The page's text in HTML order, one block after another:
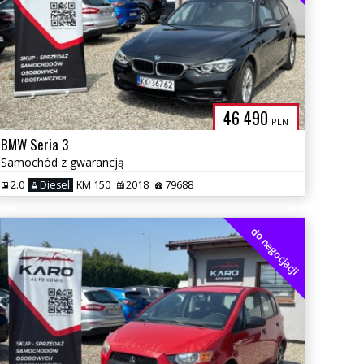
46 490 PLN
BMW Seria 3
Samochód z gwarancją
2.0 Diesel KM 150 2018 79688
do negocjacji